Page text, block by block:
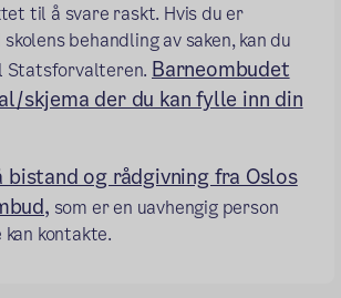
til å svare raskt. Hvis du er
behandling av saken, kan du
Statsforvalteren. Barneombudet
skjema der du kan fylle inn din
bistand og rådgivning fra Oslos
som er en uavhengig person
kontakte.